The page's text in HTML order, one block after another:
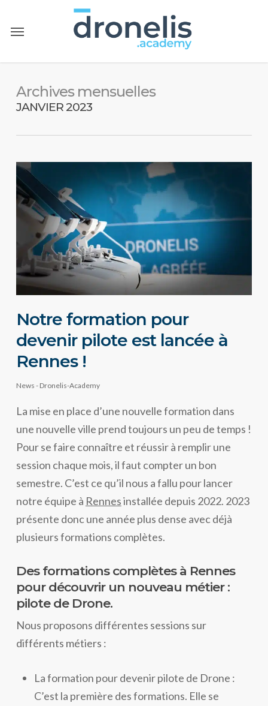
principal
Menu
Archives mensuelles
JANVIER 2023
Notre formation pour
devenir pilote est lancée à
Rennes !
News - Dronelis-Academy
La mise en place d’une nouvelle formation dans
une nouvelle ville prend toujours un peu de temps !
Pour se faire connaître et réussir à remplir une
session chaque mois, il faut compter un bon
semestre. C’est ce qu’il nous a fallu pour lancer
notre équipe à Rennesinstallée depuis 2022. 2023
présente donc une année plus dense avec déjà
plusieurs formations complètes.
Des formations complètes à Rennes
pour découvrir un nouveau métier :
pilote de Drone.
Nous proposons différentes sessions sur
différents métiers :
La formation pour devenir pilote de Drone :
C’est la première des formations. Elle se